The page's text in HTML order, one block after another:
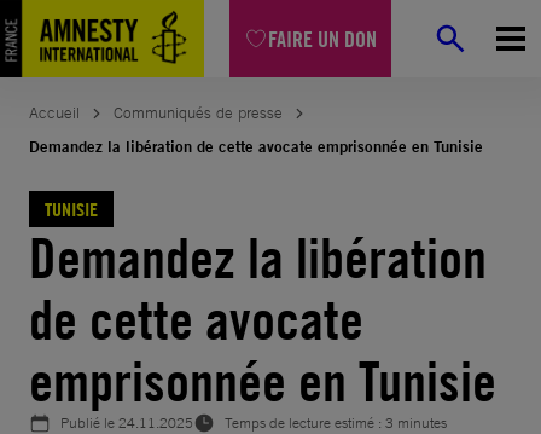
FAIRE UN DON
Aller
au
contenu
Accueil
Communiqués de presse
​Demandez la libération de cette avocate emprisonnée en Tunisie
TUNISIE
​Demandez la libération
de cette avocate
emprisonnée en Tunisie
Publié le24.11.2025
Temps de lecture estimé : 3 minutes